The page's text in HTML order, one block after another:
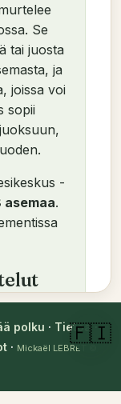
Se
tai juosta
ja
joissa voi
sopii
-
asemaa.
polku · Tietoa·
· Mickaël LEBRET
🇫🇮